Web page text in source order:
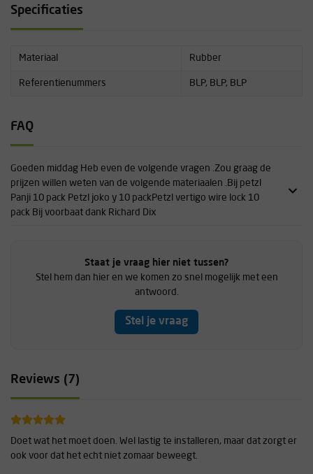
Specificaties
Materiaal Rubber
Referentienummers BLP, BLP, BLP
FAQ
Goeden middag Heb even de volgende vragen .Zou graag de
prijzen willen weten van de volgende materiaalen .Bij petzl
Panji 10 pack Petzl joko y 10 packPetzl vertigo wire lock 10
pack Bij voorbaat dank Richard Dix
Staat je vraag hier niet tussen?
Stel hem dan hier en we komen zo snel mogelijk met een
antwoord.
Stel je vraag
Reviews (7)
Doet wat het moet doen. Wel lastig te installeren, maar dat zorgt er
ook voor dat het echt niet zomaar beweegt.